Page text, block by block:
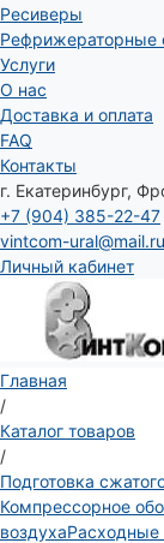
Ресиверы
Рефрижераторные
Услуги
О нас
Доставка и оплата
FAQ
Контакты
г. Екатеринбург,
+7 (904) 385-22-47
vintcom-ural@mail.ru
Личный кабинет
Главная
/
Каталог товаров
/
Подготовка
Компрессорное
воздухаРасходные